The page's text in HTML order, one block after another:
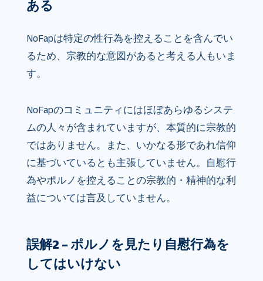
ある
NoFapは特定の性行為を控えることを含んでい
るため、宗教的な意図があると考える人もいま
す。
NoFapのコミュニティにはほぼあらゆるシステ
ムの人々が含まれていますが、本質的に宗教的
ではありません。また、いかなる形であれ信仰
に基づいているとも主張していません。自慰行
為やポルノを控えることの宗教的・精神的な利
益については言及していません。
誤解2 – ポルノを見たり自慰行為を
してはいけない